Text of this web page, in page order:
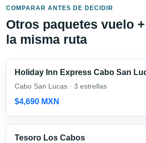
COMPARAR ANTES DE DECIDIR
Otros paquetes vuelo
la misma ruta
Holiday Inn Express Cabo San
Cabo San Lucas · 3 estrellas
$4,690 MXN
Tesoro Los Cabos